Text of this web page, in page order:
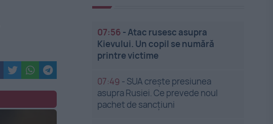
07:56 -Atac rusesc asupra
Kievului. Un copil se numără
printre victime
07:49 - SUA crește presiunea
asupra Rusiei. Ce prevede noul
pachet de sancțiuni